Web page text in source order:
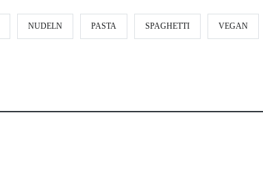
NUDELN PASTA SPAGHETTI VEGAN